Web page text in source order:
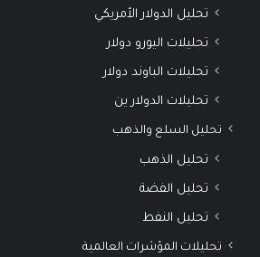
تحليل الدولار الأمريكي
تحليلات اليورو دولار
تحليلات الباوند دولار
تحليلات الدولار ين
تحليل السلع والذهب
تحليل الذهب
تحليل الفضة
تحليل النفط
تحليلات المؤشرات العالمية